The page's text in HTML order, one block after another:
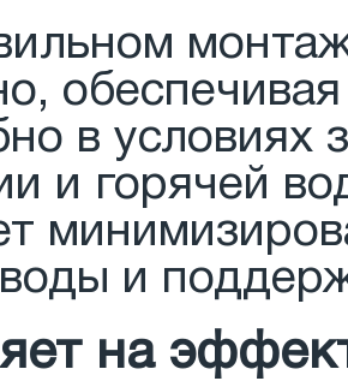
в условиях
и горячей
воды и
на